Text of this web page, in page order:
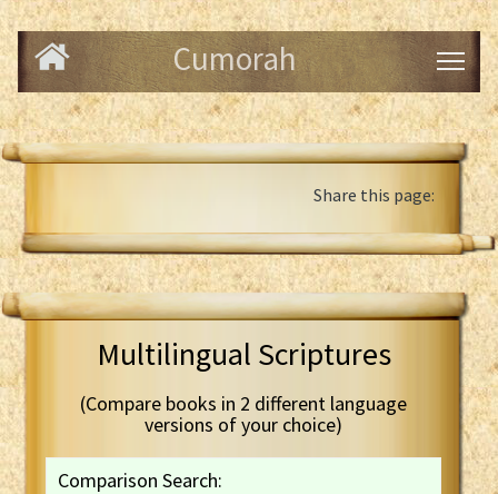
Cumorah
Share this page:
Multilingual Scriptures
(Compare books in 2 different language
versions of your choice)
Comparison Search: